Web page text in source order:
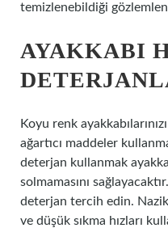
temizlenebildiği
AYAKKABI
Koyu renk
ağartıcı maddeler
deterjan kullanmak
solmamasını
deterjan tercih edin.
ve düşük sıkma hızları